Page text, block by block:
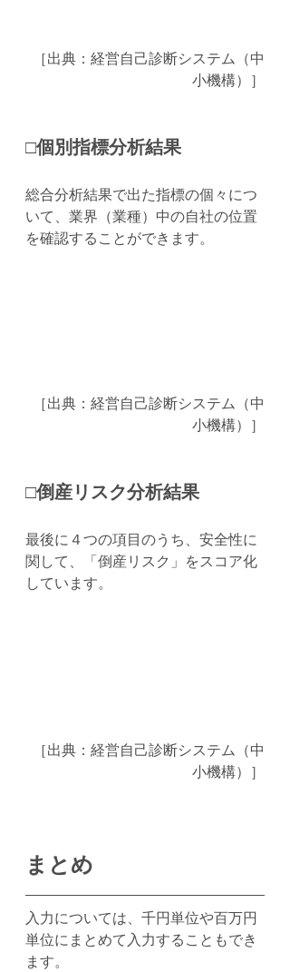
［出典：経営自己診断システム（中
小機構）］
□個別指標分析結果
総合分析結果で出た指標の個々につ
いて、業界（業種）中の自社の位置
を確認することができます。
［出典：経営自己診断システム（中
小機構）］
□倒産リスク分析結果
最後に４つの項目のうち、安全性に
関して、「倒産リスク」をスコア化
しています。
［出典：経営自己診断システム（中
小機構）］
まとめ
入力については、千円単位や百万円
単位にまとめて入力することもでき
ます。